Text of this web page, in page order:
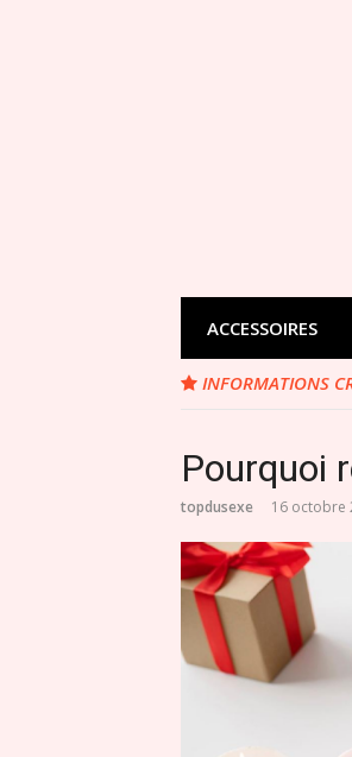
ACCESSOIRES
INFORMATIONS
Pourquoi
topdusexe 16 octobre